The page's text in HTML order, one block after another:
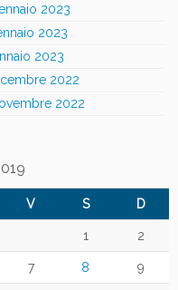
2023
2023
2023
2022
2022
V S D
1 2
7 8 9